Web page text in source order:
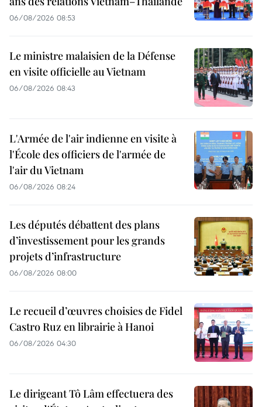
06/08/2026 08:53
Le ministre malaisien de la Défense
en visite officielle au Vietnam
06/08/2026 08:43
L'Armée de l'air indienne en visite à
l'École des officiers de l'armée de
l'air du Vietnam
06/08/2026 08:24
Les députés débattent des plans
d’investissement pour les grands
projets d’infrastructure
06/08/2026 08:00
Le recueil d’œuvres choisies de Fidel
Castro Ruz en librairie à Hanoi
06/08/2026 04:30
Le dirigeant Tô Lâm effectuera des